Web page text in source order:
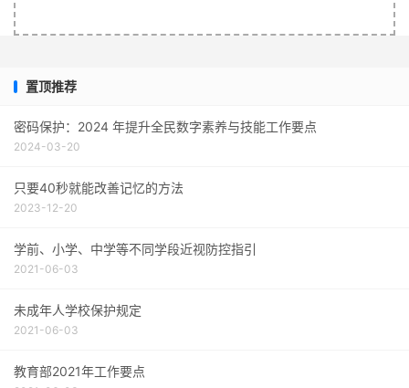
置顶推荐
密码保护：2024 年提升全民数字素养与技能工作要点
2024-03-20
只要40秒就能改善记忆的方法
2023-12-20
学前、小学、中学等不同学段近视防控指引
2021-06-03
未成年人学校保护规定
2021-06-03
教育部2021年工作要点